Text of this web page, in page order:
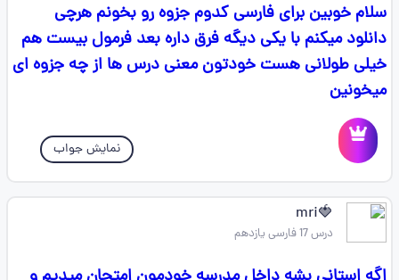
سلام خوبین برای فارسی کدوم جزوه رو بخونم هرچی
دانلود میکنم با یکی دیگه فرق داره بعد فرمول بیست هم
خیلی طولانی هست خودتون معنی درس ها از چه جزوه ای
میخونین
نمایش جواب
🍓mri
درس 17 فارسی یازدهم